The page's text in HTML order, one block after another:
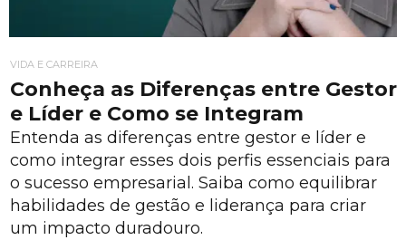
VIDA E CARREIRA
Conheça as Diferenças entre Gestor
e Líder e Como se Integram
Entenda as diferenças entre gestor e líder e
como integrar esses dois perfis essenciais para
o sucesso empresarial. Saiba como equilibrar
habilidades de gestão e liderança para criar
um impacto duradouro.